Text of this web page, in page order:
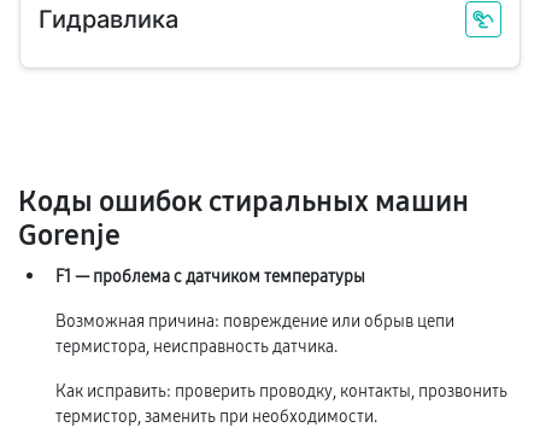
Гидравлика
Коды ошибок стиральных машин
Gorenje
F1 — проблема с датчиком температуры
Возможная причина: повреждение или обрыв цепи
термистора, неисправность датчика.
Как исправить: проверить проводку, контакты, прозвонить
термистор, заменить при необходимости.